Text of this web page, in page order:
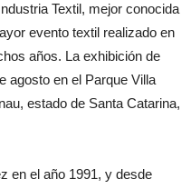
Textil, mejor conocida
evento textil realizado en
años. La exhibición de
agosto en el Parque Villa
estado de Santa Catarina,
en el año 1991, y desde